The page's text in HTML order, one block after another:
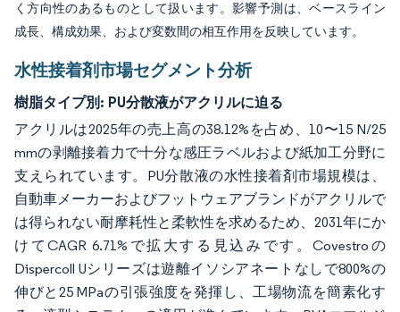
く方向性のあるものとして扱います。影響予測は、ベースライン
成長、構成効果、および変数間の相互作用を反映しています。
水性接着剤市場セグメント分析
樹脂タイプ別: PU分散液がアクリルに迫る
アクリルは2025年の売上高の38.12%を占め、10〜15 N/25
mmの剥離接着力で十分な感圧ラベルおよび紙加工分野に
支えられています。PU分散液の水性接着剤市場規模は、
自動車メーカーおよびフットウェアブランドがアクリルで
は得られない耐摩耗性と柔軟性を求めるため、2031年にか
けてCAGR 6.71%で拡大する見込みです。Covestroの
Dispercoll Uシリーズは遊離イソシアネートなしで800%の
伸びと25 MPaの引張強度を発揮し、工場物流を簡素化す